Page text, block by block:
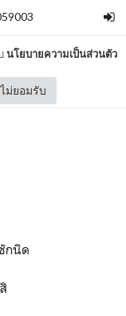
นโยบายความเป็นส่วนตัว
ไม่ยอมรับ
น
กนิด